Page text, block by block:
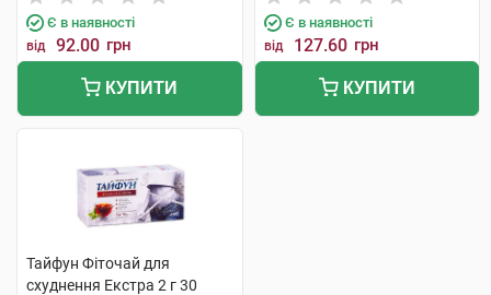
Є в наявності
від 92.00 грн
КУПИТИ
Є в наявності
від 127.60 грн
КУПИТИ
Тайфун Фіточай для
схуднення Екстра 2 г 30